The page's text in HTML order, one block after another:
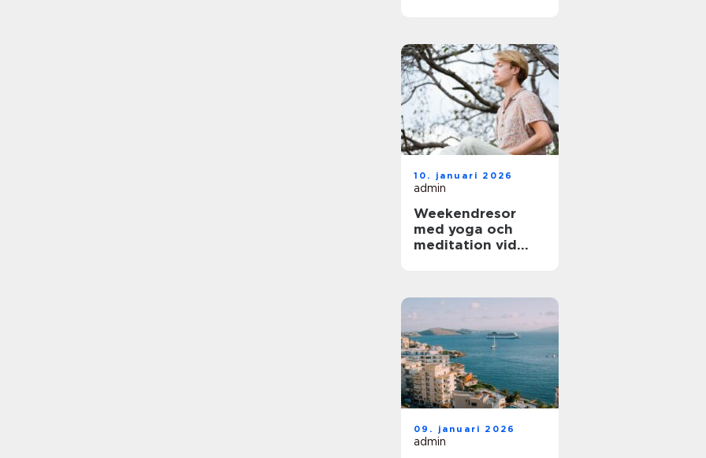
10. januari 2026
admin
Weekendresor
med yoga och
meditation vid
09. januari 2026
admin